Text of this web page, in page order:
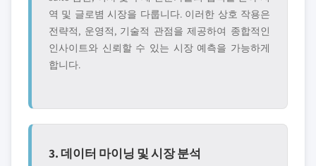
역 및 글로볌 시장을 다룹니다. 이러한 상호 작용은
전략적, 운영적, 기술적 관점을 제공하여 종합적인
인사이트와 신뢰할 수 있는 시장 예측을 가능하게
합니다.
3. 데이터 마이닝 및 시장 분석